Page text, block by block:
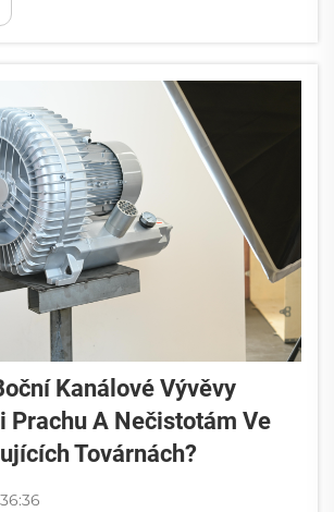
aerace a zpracování kalu.
Tech vyvinula výkonné
Kanálové Vývěvy
Prachu A Nečistotám Ve
Továrnách?